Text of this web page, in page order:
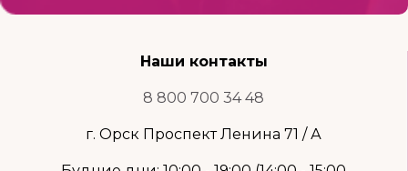
Наши контакты
8 800 700 34 48
г. Орск Проспект Ленина 71 / А